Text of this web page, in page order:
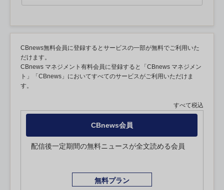
CBnews無料会員に登録するとサービスの一部が無料でご利用いた
だけます。
CBnews マネジメント有料会員に登録すると「CBnews マネジメン
ト」「CBnews」においてすべてのサービスがご利用いただけま
す。
すべて税込
CBnews会員
配信後一定期間の無料ニュースが全文読める会員
無料プラン